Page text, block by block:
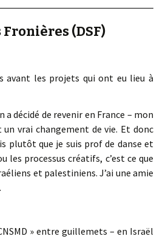
(DSF)
avant les projets qui ont eu lieu à
a décidé de revenir en France – mon
vrai changement de vie. Et donc
plutôt que je suis prof de danse et
les processus créatifs, c’est ce que
et palestiniens. J’ai une amie
» entre guillemets – en Israël